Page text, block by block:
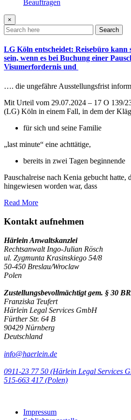
Beauftragen
×
Search
LG Köln entscheidet: Reisebüro kann
sein, wenn es bei Buchung einer
Visumerfordernis und
…. die ungefähre Ausstellungsfrist
Mit Urteil vom 29.07.2024 – 17 O 139/
(LG) Köln in einem Fall, in dem der
für sich und seine Familie
„last minute“ eine achttätige,
bereits in zwei Tagen beginnende
Pauschalreise nach Kenia gebucht hatte,
hingewiesen worden war, dass
Read More
Kontakt aufnehmen
Härlein Anwaltskanzlei
Rechtsanwalt Ingo-Julian Rösch
ul. Zygmunta Krasinskiego 54/8
50-450 Breslau/Wroclaw
Polen
Zustellungsbevollmächtigt gem. § 30
Franziska Teufert
Härlein Legal Services GmbH
Fürther Str. 64 B
90429 Nürnberg
Deutschland
info@haerlein.de
0911-23 77 50 (Härlein Legal Services
‭515-663 417 (Polen)‬‬‬
Impressum